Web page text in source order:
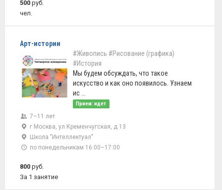
500 руб.
чел.
Арт-истории
#Живопись #Рисование (графика)
#История
Мы будем обсуждать, что такое
искусство и как оно появилось. Узнаем
ис ...
Прием: идет
7–11 лет
г Москва, ул Кременчугская, д 13
Школа "Интеллектуал"
по понедельникам 16:00–17:00
800 руб.
За 1 занятие